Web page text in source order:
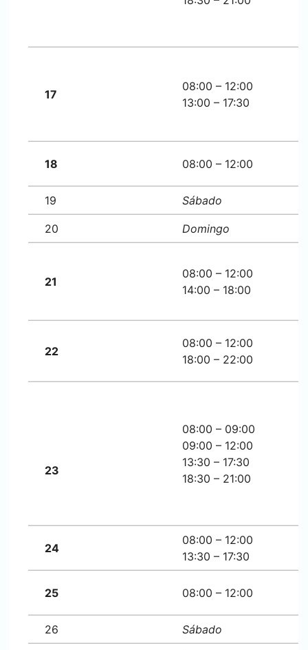
17
08:00 – 12:00
13:00 – 17:30
18 08:00 – 12:00
19 Sábado
20 Domingo
21
08:00 – 12:00
14:00 – 18:00
22
08:00 – 12:00
18:00 – 22:00
23
08:00 – 09:00
09:00 – 12:00
13:30 – 17:30
18:30 – 21:00
24
08:00 – 12:00
13:30 – 17:30
25 08:00 – 12:00
26 Sábado